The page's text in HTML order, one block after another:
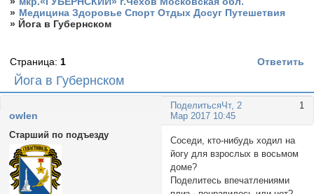
» Медицина Здоровье Спорт Отдых Досуг Путешетвия
» Йога в Губернском
Йога в Губернском
Страница: 1 Ответить
Поделиться 1
Чт, 2
Мар 2017 10:45
owlen
Старший по подъезду
Соседи, кто-нибудь ходил на
йогу для взрослых в восьмом
доме?
Поделитесь впечатлениями